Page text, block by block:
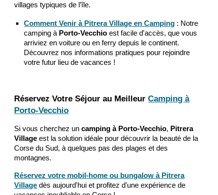
villages typiques de l’île.
Comment Venir à Pitrera Village en Camping : Notre
camping à Porto-Vecchio est facile d'accès, que vous
arriviez en voiture ou en ferry depuis le continent.
Découvrez nos informations pratiques pour rejoindre
votre futur lieu de vacances !
Réservez Votre Séjour au MeilleurCamping à
Porto-Vecchio
Si vous cherchez uncamping à Porto-Vecchio, Pitrera
Village est la solution idéale pour découvrir la beauté de la
Corse du Sud, à quelques pas des plages et des
montagnes.
Réservez votre mobil-home ou bungalow à Pitrera
Village dès aujourd'hui et profitez d'une expérience de